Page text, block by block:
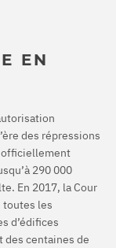
EN
des répressions
officiellement
290 000
En 2017, la Cour
toutes les
d’édifices
des centaines de